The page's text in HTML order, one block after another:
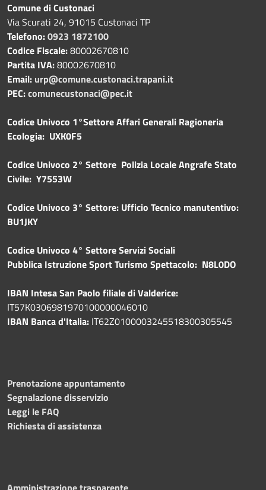
Comune di Custonaci
Via Scurati 24, 91015 Custonaci TP
Telefono:0923 1872100
Codice Fiscale:80002670810
Partita IVA:80002670810
Email: urp@comune.custonaci.trapani.it
PEC:comunecustonaci@pec.it
Codice Univoco 1°Settore Affari Generali Ragioneria
Ecologia: UXK0F5
Codice Univoco 2° Settore Polizia Locale Angrafe Stato
Civile: Y7553W
Codice Univoco 3° Settore: Ufficio Tecnico manutentivo:
BU1JKY
Codice Univoco 4° Settore Servizi Sociali
Pubblica Istruzione Sport Turismo Spettacolo: N8L0DO
IBAN Intesa San Paolo filiale di Valderice:
IT57K0306981970100000046010
IBAN Banca d'Italia: IT62Z0100003245518300305545
Prenotazione appuntamento
Segnalazione disservizio
Leggi le FAQ
Richiesta di assistenza